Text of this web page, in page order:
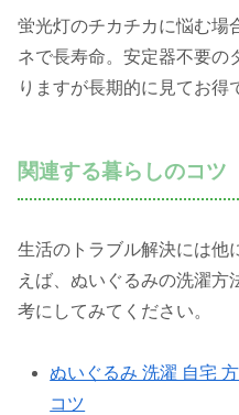
蛍光灯のチカチカに悩む場
ネで長寿命。安定器不要の
りますが長期的に見てお得
関連する暮らしのコツ
生活のトラブル解決には他
えば、ぬいぐるみの洗濯方
考にしてみてください。
ぬいぐるみ 洗濯 自宅
コツ